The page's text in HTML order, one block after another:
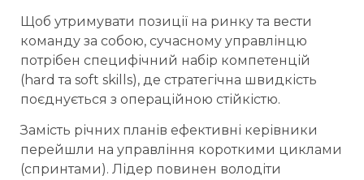
Щоб утримувати позиції на ринку та вести
команду за собою, сучасному управлінцю
потрібен специфічний набір компетенцій
(hard та soft skills), де стратегічна швидкість
поєднується з операційною стійкістю.
Замість річних планів ефективні керівники
перейшли на управління короткими циклами
(спринтами). Лідер повинен володіти